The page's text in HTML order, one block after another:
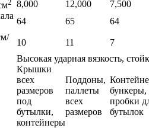
2 8,000 12,000
7,500
64 65
64
10 11
7
Высокая ударная вязкость,
Крышки
всех
размеров
под
бутылки,
контейнеры
Поддоны,
паллеты
всех
размеров
бункеры,
пробки
бутылок